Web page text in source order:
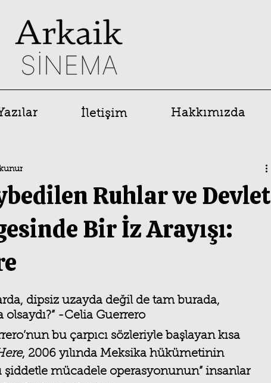
İletişim Hakkımızda
Ruhlar ve Devlet
Bir İz Arayışı:
dipsiz uzayda değil de tam burada,
olsaydı?” -Celia Guerrero
bu çarpıcı sözleriyle başlayan kısa
, 2006 yılında Meksika hükümetinin
şiddetle mücadele operasyonunun” insanlar